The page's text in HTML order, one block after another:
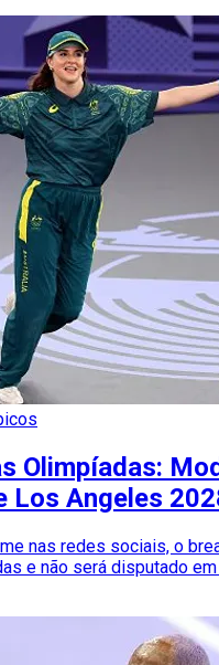
Olimpíadas:
Los Angeles
nas redes sociais, o
e não será disputado